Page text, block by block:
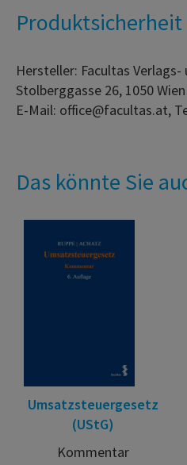
Produktsicherheit
Hersteller: Facultas Verlags-
Stolberggasse 26, 1050
E-Mail: office@facultas.at,
Das könnte Sie
Umsatzsteuergesetz
(UStG)
Kommentar